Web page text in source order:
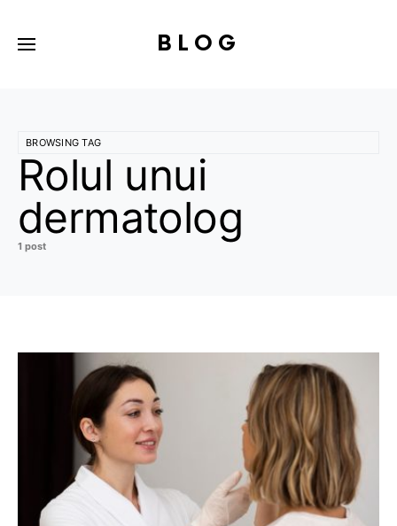
BLOG
BROWSING TAG
Rolul unui
dermatolog
1 post